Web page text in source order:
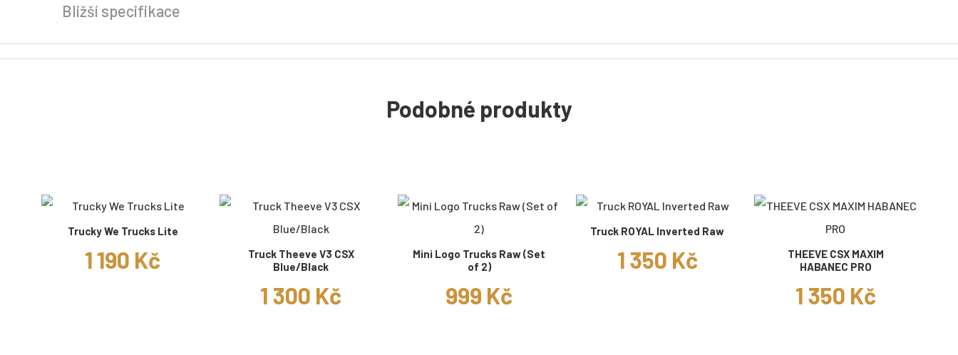
Bližší specifikace
Podobné produkty
Trucky We Trucks Lite
1 190 Kč
Truck Theeve V3 CSX
Blue/Black
1 300 Kč
Mini Logo Trucks Raw (Set
of 2)
999 Kč
Truck ROYAL Inverted Raw
1 350 Kč
THEEVE CSX MAXIM
HABANEC PRO
1 350 Kč